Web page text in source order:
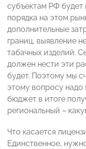
субъектам РФ будет
порядка на этом
дополнительные
границ, выявление
табачных изделий.
должен нести эти
будет. Поэтому мы
этому вопросу
бюджет в итоге
региональный –
Что касается
Единственное,